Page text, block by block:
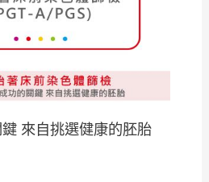
來自挑選健康的胚胎